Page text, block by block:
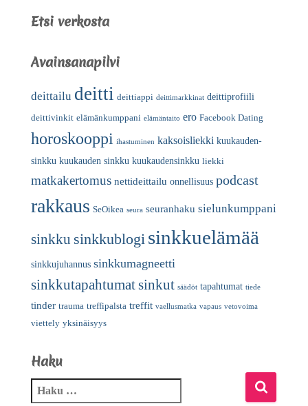
Etsi verkosta
Avainsanapilvi
deittailu deitti deittiappi deittimarkkinat deittiprofiili
deittivinkit elämänkumppani elämäntaito ero Facebook Dating
horoskooppi ihastuminen kaksoisliekki kuukauden-
sinkku kuukauden sinkku kuukaudensinkku liekki
matkakertomus nettideittailu onnellisuus podcast
rakkaus SeOikea seura seuranhaku sielunkumppani
sinkku sinkkublogi sinkkuelämää
sinkkujuhannus sinkkumagneetti
sinkkutapahtumatsinkut säädöt tapahtumat tiede
tinder trauma treffipalsta treffit vaellusmatka vapaus vetovoima
viettely yksinäisyys
Haku